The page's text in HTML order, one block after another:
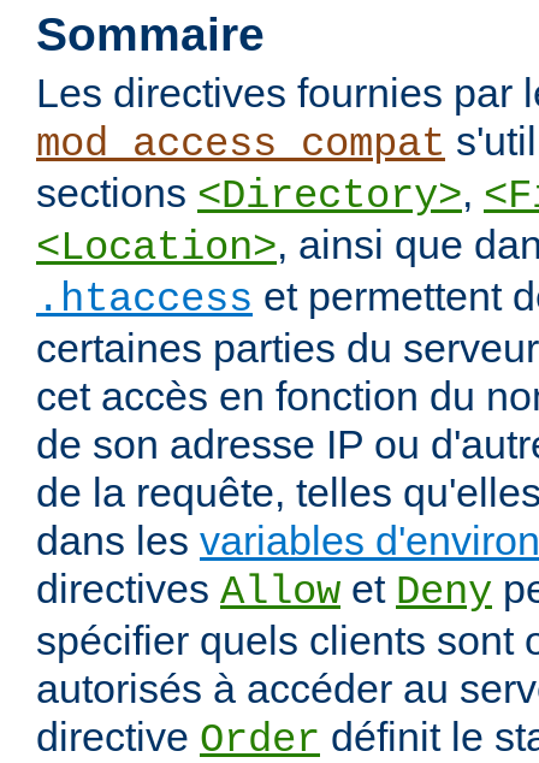
Sommaire
Les directives fournies par
mod_access_compat
sections <Directory>,
<Location>, ainsi que
.htaccess et permettent
certaines parties du
cet accès en fonction du
de son adresse IP ou
de la requête, telles
dans les variables
directives Allow et Deny
spécifier quels clients sont
autorisés à accéder au
directive Order définit le